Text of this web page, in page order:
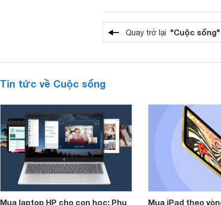
Quay trở lại "Cuộc sống"
Tin tức về Cuộc sống
Mua laptop HP cho con học: Phụ
Mua iPad theo